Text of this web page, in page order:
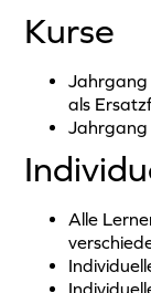
Kurse
Jahrgang
als
Jahrgang
Alle